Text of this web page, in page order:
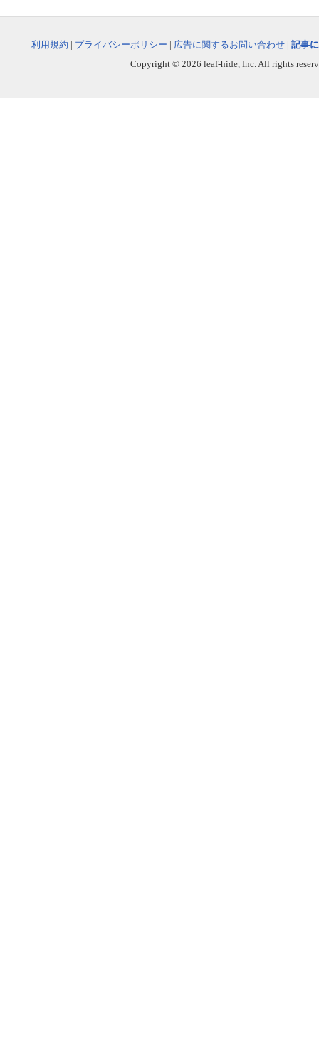
利用規約 | プライバシーポリシー | 広告に関するお問い合わせ | 記事
Copyright © 2026 leaf-hide, Inc. All rights